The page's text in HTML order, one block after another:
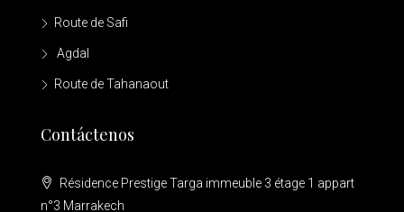
Route de Safi
Agdal
Route de Tahanaout
Contáctenos
Résidence Prestige Targa immeuble 3 étage 1 appart
n°3 Marrakech